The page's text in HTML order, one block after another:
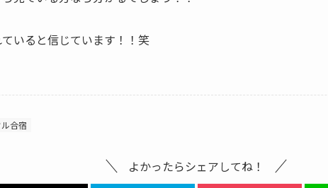
いると信じています！！笑
合宿
よかったらシェアしてね！